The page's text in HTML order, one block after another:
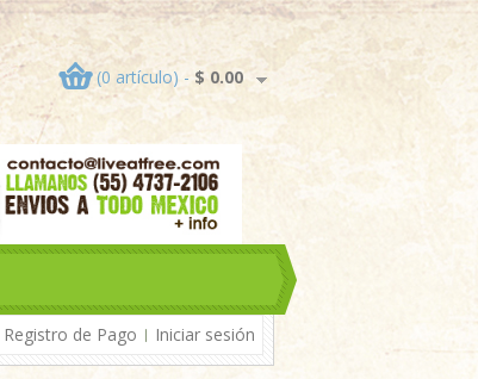
(0 artículo) - $ 0.00
Registro de Pago Iniciar sesión